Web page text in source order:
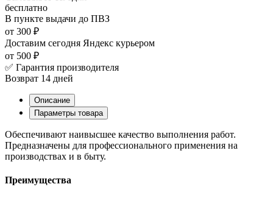
бесплатно
В пункте выдачи до ПВЗ
от 300 ₽
Доставим сегодня Яндекс курьером
от 500 ₽
✅ Гарантия производителя
Возврат 14 дней
Описание
Параметры товара
Обеспечивают наивысшее качество выполнения работ.
Предназначены для профессионального применения на
производствах и в быту.
Преимущества